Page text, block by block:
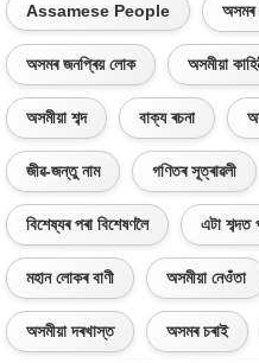
Assamese People অসমৰ
অসমৰ জনপ্ৰিয় লোক অসমীয়া
অসমীয়া শব্দ বাক্য ৰচনা
জীৱ-জন্তু নাম গণিতৰ সূত্ৰাৱলী
বিশেষ্যৰ পৰা বিশেষণলৈ এটা শব্দত
মহান লোকৰ বাণী অসমীয়া নেওঁতা
অসমীয়া দৰখাস্ত অসমৰ চৰাই